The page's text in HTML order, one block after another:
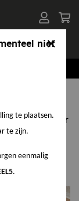
- 7,62 meter
niet
te plaatsen.
te zijn.
eenmalig
.